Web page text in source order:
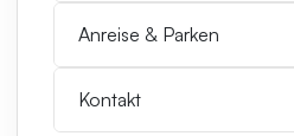
Anreise & Parken
Kontakt